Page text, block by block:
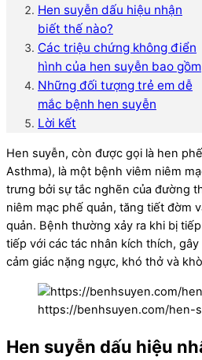
Hen suyễn dấu hiệu nhận
biết thế nào?
Các triệu chứng không điển
hình của hen suyễn bao gồm
Những đối tượng trẻ em dễ
mắc bệnh hen suyễn
Lời kết
Hen suyễn, còn được gọi là hen
Asthma), là một bệnh viêm niêm
trưng bởi sự tắc nghẽn của đường
niêm mạc phế quản, tăng tiết đờm
quản. Bệnh thường xảy ra khi bị
tiếp với các tác nhân kích thích,
cảm giác nặng ngực, khó thở và
https://benhsuyen.com/
Hen suyễn dấu hiệu